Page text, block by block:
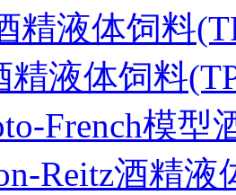
精液体饲料
精液体饲料
French模型
Reitz酒精